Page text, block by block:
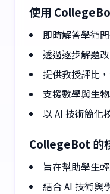
使用
即時解答學術
透過逐步解題
提供教授評比
支援數學與生
以 AI 技術簡化
CollegeBot 的
旨在幫助學生
結合 AI 技術與